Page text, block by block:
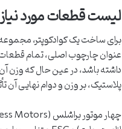
لیست قطعات مورد
برای ساخت یک کوادکوپتر،
عنوان چارچوب اصلی، تمام
داشته باشد، در عین حال که وزن آن
پلاستیک، بر وزن و دوام نهایی آن